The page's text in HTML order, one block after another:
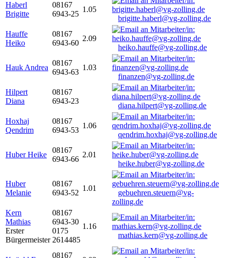
Haberl
Brigitte
08167
6943-25
1.05
brigitte.haberl@vg-zolling.de
Hauffe
Heiko
08167
6943-60
2.09
heiko.hauffe@vg-zolling.de
Hauk Andrea
08167
6943-63
1.03
finanzen@vg-zolling.de
Hilpert
Diana
08167
6943-23
diana.hilpert@vg-zolling.de
Hoxhaj
Qendrim
08167
6943-53
1.06
qendrim.hoxhaj@vg-zolling.de
Huber Heike
08167
6943-66
2.01
heike.huber@vg-zolling.de
Huber
Melanie
08167
6943-52
1.01
gebuehren.steuern@vg-
zolling.de
Kern
Mathias
Erster
Bürgermeister
08167
6943-30
0175
2614485
1.16
mathias.kern@vg-zolling.de
08167